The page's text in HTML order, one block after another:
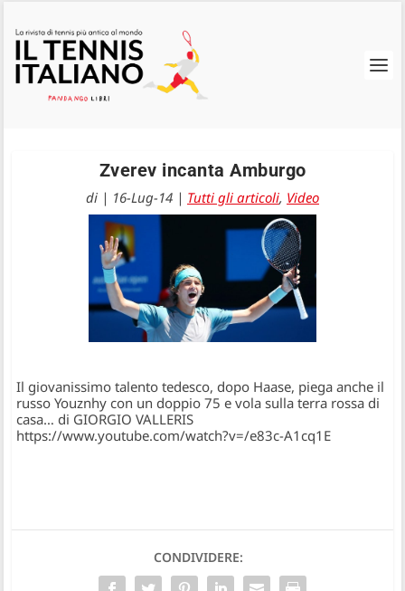
Zverev incanta Amburgo
di | 16-Lug-14 | Tutti gli articoli, Video
Il giovanissimo talento tedesco, dopo Haase, piega anche il
russo Youznhy con un doppio 75 e vola sulla terra rossa di
casa… di GIORGIO VALLERIS
https://www.youtube.com/watch?v=/e83c-A1cq1E
CONDIVIDERE: